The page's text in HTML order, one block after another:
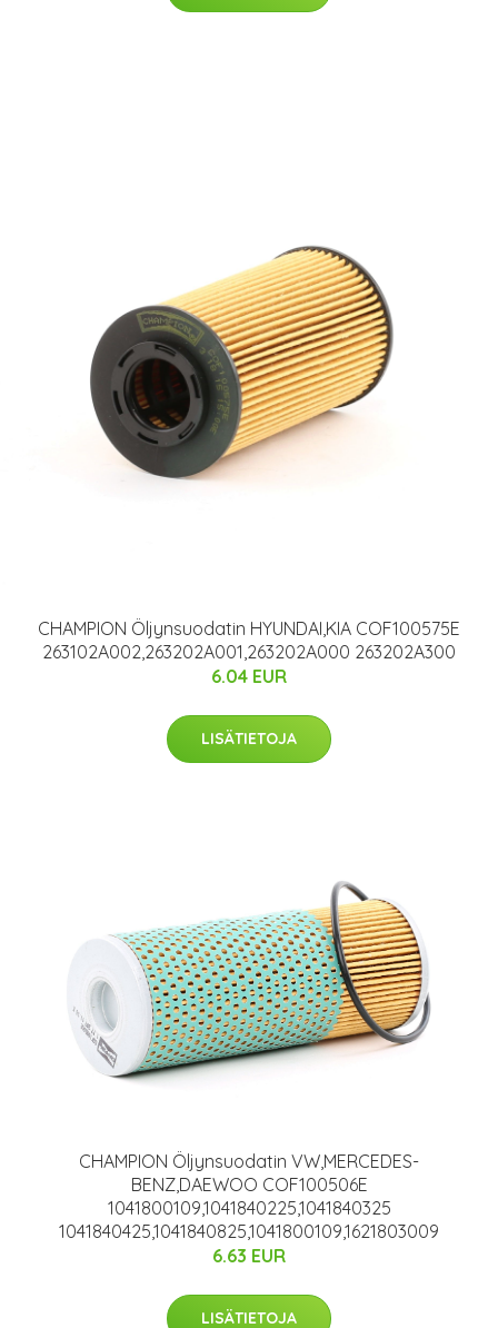
CHAMPION Öljynsuodatin HYUNDAI,KIA COF100575E
263102A002,263202A001,263202A000 263202A300
6.04 EUR
LISÄTIETOJA
CHAMPION Öljynsuodatin VW,MERCEDES-
BENZ,DAEWOO COF100506E
1041800109,1041840225,1041840325
1041840425,1041840825,1041800109,1621803009
6.63 EUR
LISÄTIETOJA